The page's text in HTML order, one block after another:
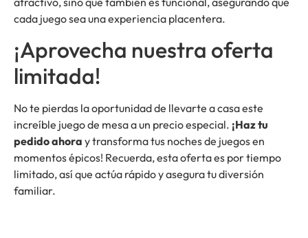
cada juego sea una experiencia placentera.
¡Aprovecha nuestra oferta
limitada!
No te pierdas la oportunidad de llevarte a casa este
increíble juego de mesa a un precio especial. ¡Haz tu
pedido ahora y transforma tus noches de juegos en
momentos épicos! Recuerda, esta oferta es por tiempo
limitado, así que actúa rápido y asegura tu diversión
familiar.